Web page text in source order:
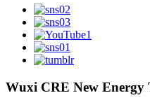
Wuxi CRE New Energy